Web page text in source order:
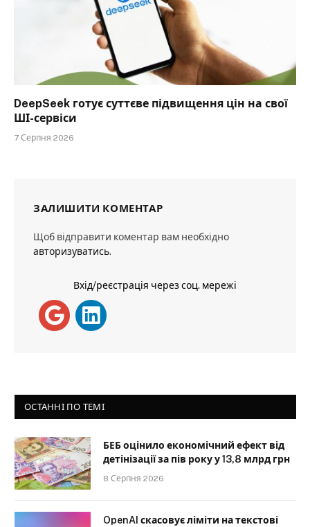
DeepSeek готує суттєве підвищення цін на свої
ШІ-сервіси
7 Серпня 2026
ЗАЛИШИТИ КОМЕНТАР
Щоб відправити коментар вам необхідно
авторизуватись.
Вхід/реєстрація через соц. мережі
ОСТАННІ ПО ТЕМІ
БЕБ оцінило економічний ефект від
детінізації за пів року у 13,8 млрд грн
8 Серпня 2026
OpenAI скасовує ліміти на текстові